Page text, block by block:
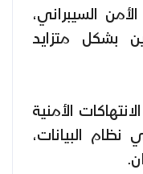
السيبراني،
بشكل متزايد
الأمنية
البيانات،